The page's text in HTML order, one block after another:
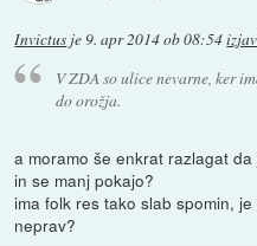
Invictus je9. apr 2014 ob 08:54
V ZDA so ulice nevarne, ker
do orožja.
a moramo še enkrat razlagat
in se manj pokajo?
ima folk res tako slab spomin,
neprav?